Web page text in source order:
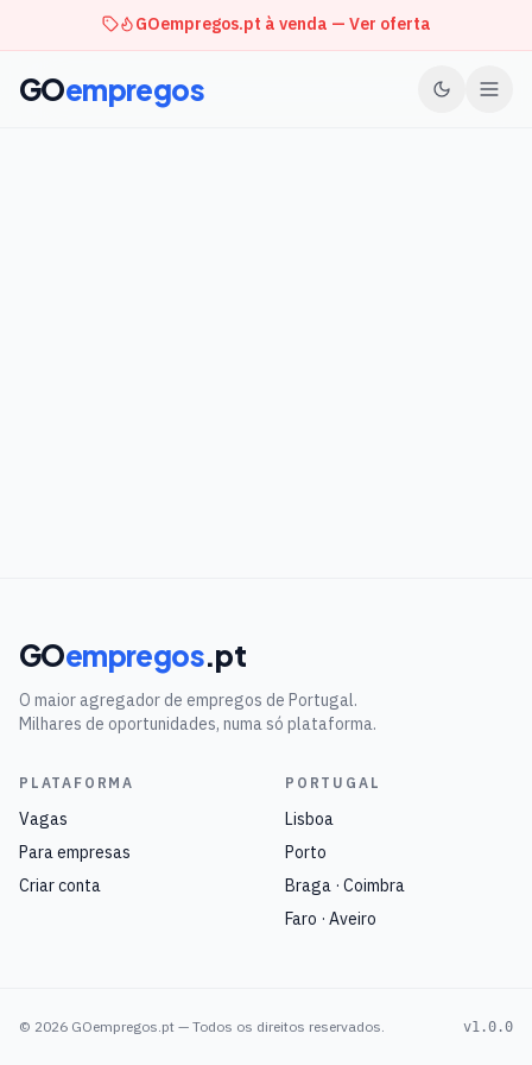
GOempregos.pt à venda — Ver oferta
GOempregos
GOempregos.pt
O maior agregador de empregos de Portugal.
Milhares de oportunidades, numa só plataforma.
PLATAFORMA
Vagas
Para empresas
Criar conta
PORTUGAL
Lisboa
Porto
Braga · Coimbra
Faro · Aveiro
© 2026 GOempregos.pt — Todos os direitos reservados. v1.0.0